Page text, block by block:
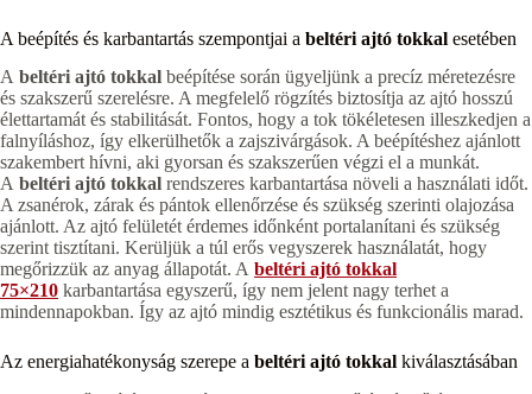
A beépítés és karbantartás szempontjai a beltéri ajtó tokkal esetében
A beltéri ajtó tokkal beépítése során ügyeljünk a precíz méretezésre
és szakszerű szerelésre. A megfelelő rögzítés biztosítja az ajtó hosszú
élettartamát és stabilitását. Fontos, hogy a tok tökéletesen illeszkedjen a
falnyíláshoz, így elkerülhetők a zajszivárgások. A beépítéshez ajánlott
szakembert hívni, aki gyorsan és szakszerűen végzi el a munkát.
A beltéri ajtó tokkal rendszeres karbantartása növeli a használati időt.
A zsanérok, zárak és pántok ellenőrzése és szükség szerinti olajozása
ajánlott. Az ajtó felületét érdemes időnként portalanítani és szükség
szerint tisztítani. Kerüljük a túl erős vegyszerek használatát, hogy
megőrizzük az anyag állapotát. A beltéri ajtó tokkal
75×210 karbantartása egyszerű, így nem jelent nagy terhet a
mindennapokban. Így az ajtó mindig esztétikus és funkcionális marad.
Az energiahatékonyság szerepe a beltéri ajtó tokkal kiválasztásában